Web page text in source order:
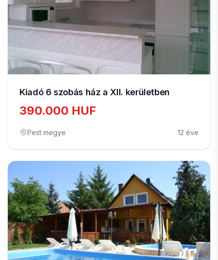
Kiadó 6 szobás ház a XII. kerületben
390.000 HUF
Pest megye 12 éve